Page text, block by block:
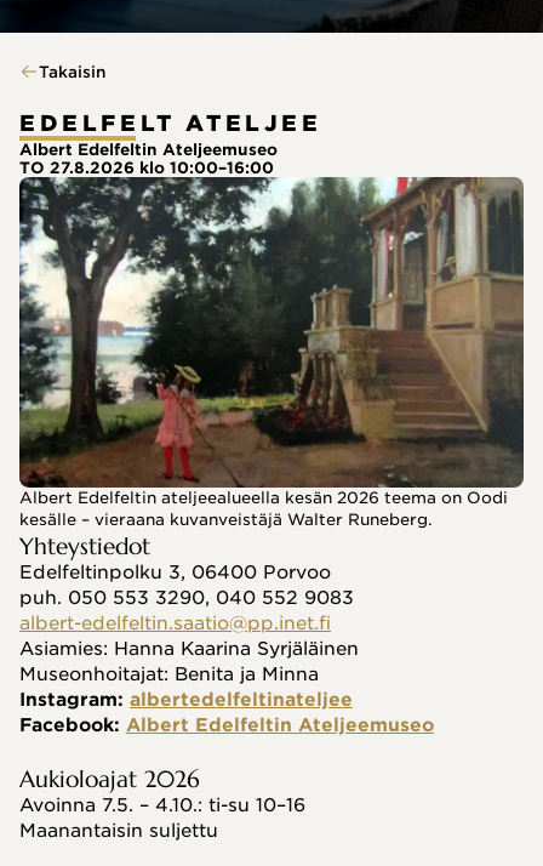
Takaisin
EDELFELT ATELJEE
Albert Edelfeltin Ateljeemuseo
TO 27.8.2026 klo 10:00–16:00
Albert Edelfeltin ateljeealueella kesän 2026 teema on Oodi
kesälle – vieraana kuvanveistäjä Walter Runeberg.
Yhteystiedot
Edelfeltinpolku 3, 06400 Porvoo
puh. 050 553 3290, 040 552 9083
albert-edelfeltin.saatio@pp.inet.fi
Asiamies: Hanna Kaarina Syrjäläinen
Museonhoitajat: Benita ja Minna
Instagram: albertedelfeltinateljee
Facebook: Albert Edelfeltin Ateljeemuseo
Aukioloajat 2026
Avoinna 7.5. – 4.10.: ti-su 10–16
Maanantaisin suljettu